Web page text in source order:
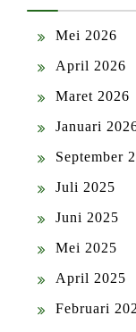
Mei 2026
April 2026
Maret 2026
Januari
September
Juli 2025
Juni 2025
Mei 2025
April 2025
Februari